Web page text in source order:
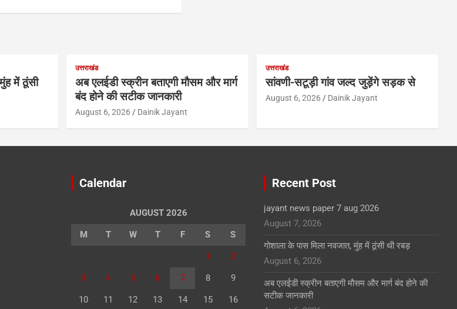
में ठूंसी
उत्तराखंड
अब एलईडी स्क्रीन बताएगी मौसम और मार्ग
बंद होने की सटीक जानकारी
August 6, 2026 Dainik Jayant
उत्तराखंड
सांवणी-सटूड़ी गांव जल्द जुड़ेंगे सड़क से
August 6, 2026 Dainik Jayant
Calendar
AUGUST 2026
M T W T F S S
1 2
3 4 5 6 7 8 9
10 11 12 13 14 15 16
Recent Post
jayant news paper 7 aug 2026
August 7, 2026
गोशाला के पास मिला नवजात, मुंह में ठूंसी थी रबड़
August 6, 2026
अब एलईडी स्क्रीन बताएगी मौसम और मार्ग बंद होने की
सटीक जानकारी